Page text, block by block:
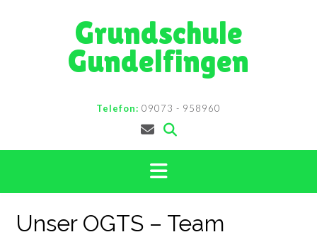
Grundschule
Gundelfingen
Telefon: 09073 - 958960
Unser OGTS – Team